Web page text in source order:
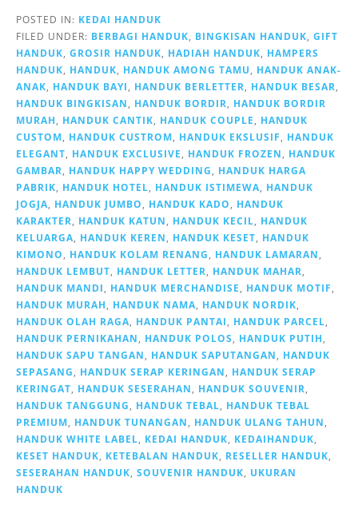
POSTED IN: KEDAI HANDUK
FILED UNDER: BERBAGI HANDUK, BINGKISAN HANDUK, GIFT
HANDUK, GROSIR HANDUK, HADIAH HANDUK, HAMPERS
HANDUK, HANDUK, HANDUK AMONG TAMU, HANDUK ANAK-
ANAK, HANDUK BAYI, HANDUK BERLETTER, HANDUK BESAR,
HANDUK BINGKISAN, HANDUK BORDIR, HANDUK BORDIR
MURAH, HANDUK CANTIK, HANDUK COUPLE, HANDUK
CUSTOM, HANDUK CUSTROM, HANDUK EKSLUSIF, HANDUK
ELEGANT, HANDUK EXCLUSIVE, HANDUK FROZEN, HANDUK
GAMBAR, HANDUK HAPPY WEDDING, HANDUK HARGA
PABRIK, HANDUK HOTEL, HANDUK ISTIMEWA, HANDUK
JOGJA, HANDUK JUMBO, HANDUK KADO, HANDUK
KARAKTER, HANDUK KATUN, HANDUK KECIL, HANDUK
KELUARGA, HANDUK KEREN, HANDUK KESET, HANDUK
KIMONO, HANDUK KOLAM RENANG, HANDUK LAMARAN,
HANDUK LEMBUT, HANDUK LETTER, HANDUK MAHAR,
HANDUK MANDI, HANDUK MERCHANDISE, HANDUK MOTIF,
HANDUK MURAH, HANDUK NAMA, HANDUK NORDIK,
HANDUK OLAH RAGA, HANDUK PANTAI, HANDUK PARCEL,
HANDUK PERNIKAHAN, HANDUK POLOS, HANDUK PUTIH,
HANDUK SAPU TANGAN, HANDUK SAPUTANGAN, HANDUK
SEPASANG, HANDUK SERAP KERINGAN, HANDUK SERAP
KERINGAT, HANDUK SESERAHAN, HANDUK SOUVENIR,
HANDUK TANGGUNG, HANDUK TEBAL, HANDUK TEBAL
PREMIUM, HANDUK TUNANGAN, HANDUK ULANG TAHUN,
HANDUK WHITE LABEL, KEDAI HANDUK, KEDAIHANDUK,
KESET HANDUK, KETEBALAN HANDUK, RESELLER HANDUK,
SESERAHAN HANDUK, SOUVENIR HANDUK, UKURAN
HANDUK